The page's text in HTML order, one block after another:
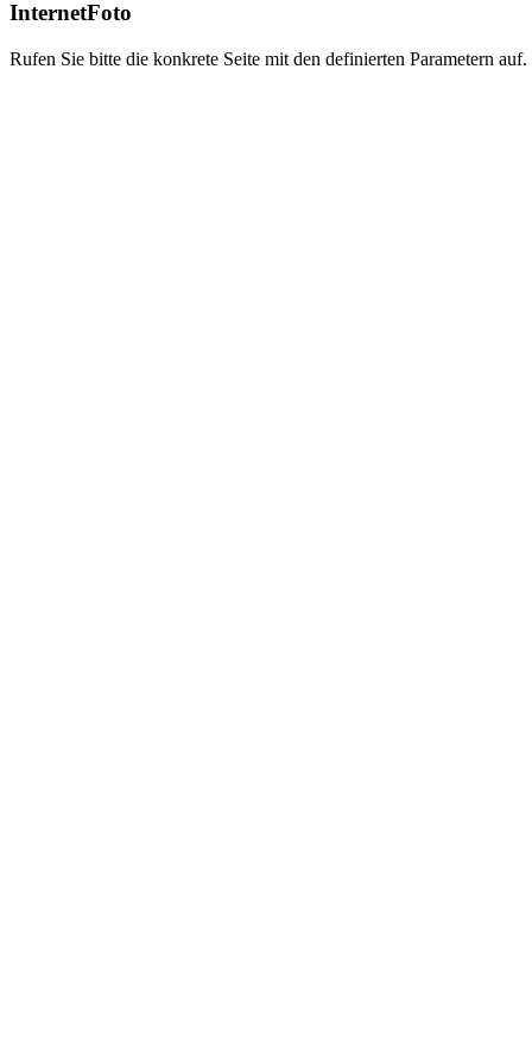
InternetFoto
Rufen Sie bitte die konkrete Seite mit den definierten Parametern auf.